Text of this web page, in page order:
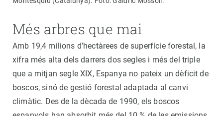
Més arbres que mai
Amb 19,4 milions d’hectàrees de superfície forestal, la
xifra més alta dels darrers dos segles i més del triple
que a mitjan segle XIX, Espanya no pateix un dèficit de
boscos, sinó de gestió forestal adaptada al canvi
climàtic. Des de la dècada de 1990, els boscos